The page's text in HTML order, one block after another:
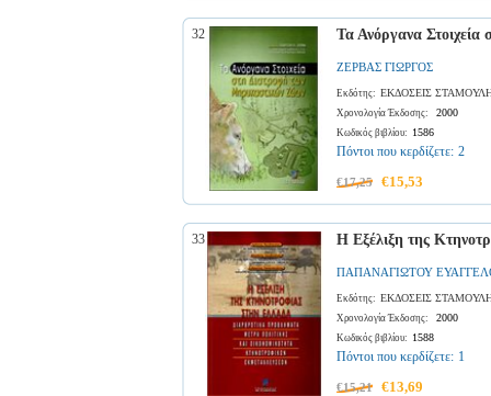
32 Τα Ανόργανα
ΖΕΡΒΑΣ ΓΙΩΡΓΟΣ
Εκδότης: ΕΚΔΟΣΕΙΣ
Χρονολογία Έκδοσης: 2000
Κωδικός βιβλίου: 1586
Πόντοι που κερδίζετε: 2
€17,25 €15,53
33 Η Εξέλιξη της
ΠΑΠΑΝΑΓΙΩΤΟΥ
Εκδότης: ΕΚΔΟΣΕΙΣ
Χρονολογία Έκδοσης: 2000
Κωδικός βιβλίου: 1588
Πόντοι που κερδίζετε: 1
€15,21 €13,69